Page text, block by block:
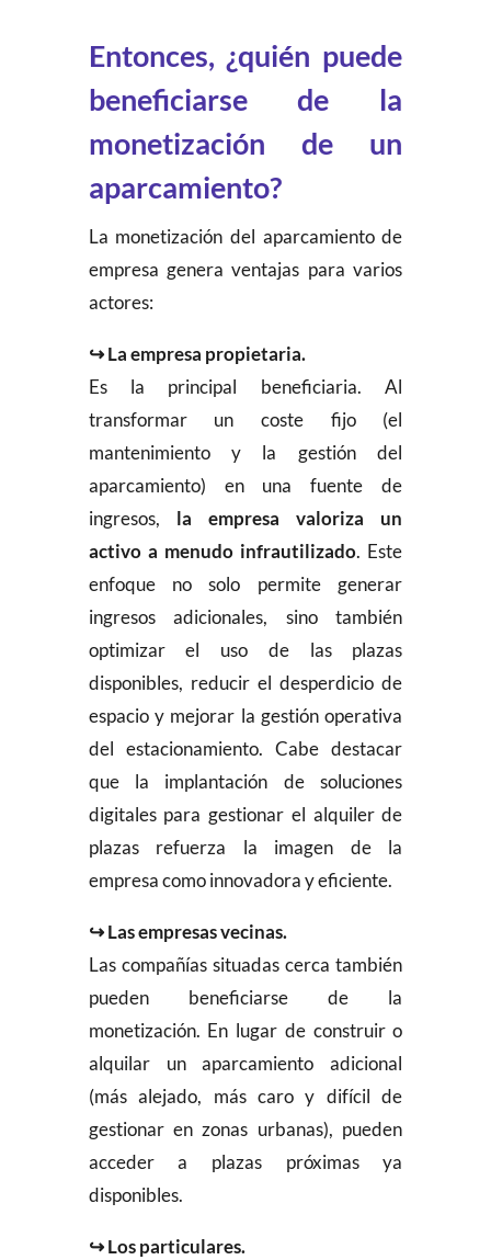
Entonces, ¿quién puede
beneficiarse de la
monetización de un
aparcamiento?
La monetización del aparcamiento de
empresa genera ventajas para varios
actores:
↪ La empresa propietaria.
Es la principal beneficiaria. Al
transformar un coste fijo (el
mantenimiento y la gestión del
aparcamiento) en una fuente de
ingresos, la empresa valoriza un
activo a menudo infrautilizado. Este
enfoque no solo permite generar
ingresos adicionales, sino también
optimizar el uso de las plazas
disponibles, reducir el desperdicio de
espacio y mejorar la gestión operativa
del estacionamiento. Cabe destacar
que la implantación de soluciones
digitales para gestionar el alquiler de
plazas refuerza la imagen de la
empresa como innovadora y eficiente.
↪ Las empresas vecinas.
Las compañías situadas cerca también
pueden beneficiarse de la
monetización. En lugar de construir o
alquilar un aparcamiento adicional
(más alejado, más caro y difícil de
gestionar en zonas urbanas), pueden
acceder a plazas próximas ya
disponibles.
↪ Los particulares.